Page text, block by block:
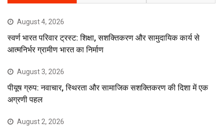
August 4, 2026
स्वर्ण भारत परिवार ट्रस्ट: शिक्षा, सशक्तिकरण और सामुदायिक कार्य से
आत्मनिर्भर ग्रामीण भारत का निर्माण
August 3, 2026
पीयूष ग्रुप: नवाचार, स्थिरता और सामाजिक सशक्तिकरण की दिशा में एक
अग्रणी पहल
August 2, 2026